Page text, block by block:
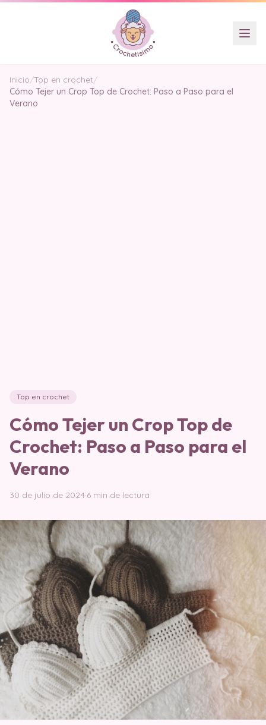
Inicio/Top en crochet/
Cómo Tejer un Crop Top de Crochet: Paso a Paso para el
Verano
Top en crochet
Cómo Tejer un Crop Top de
Crochet: Paso a Paso para el
Verano
30 de julio de 2024·6 min de lectura